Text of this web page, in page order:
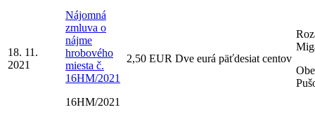
18. 11.
2021
Nájomná
zmluva o
nájme
hrobového
miesta č.
16HM/2021
16HM/2021
2,50 EUR Dve eurá päťdesiat centov